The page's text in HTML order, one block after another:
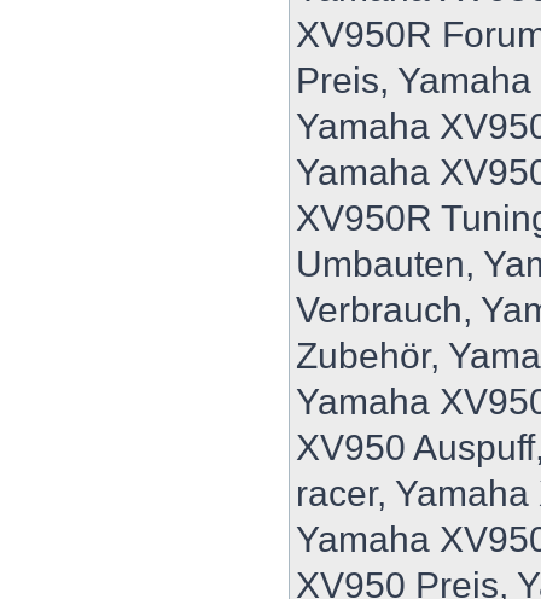
XV950R
Preis,
Yamaha
Yamaha
XV950R
Umbauten,
Verbrauch,
Zubehör,
Yamaha
XV950
racer,
Yamaha
XV950 Preis,